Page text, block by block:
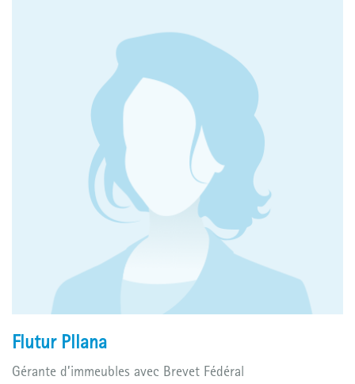
Flutur Pllana
Gérante d’immeubles avec Brevet Fédéral